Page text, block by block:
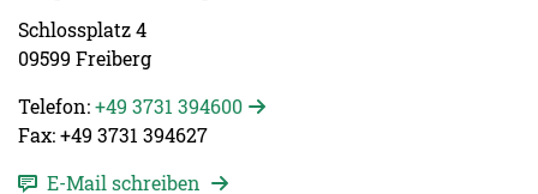
Schlossplatz 4
09599 Freiberg
Telefon:+49 3731 394600
Fax: +49 3731 394627
E-Mail schreiben